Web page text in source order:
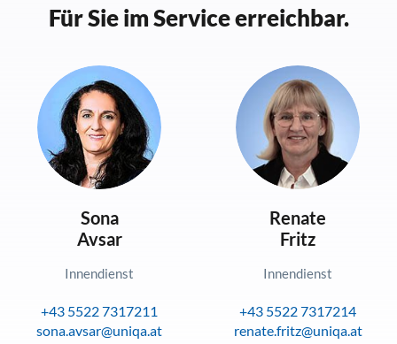
Für Sie im Service erreichbar.
Sona
Avsar
Innendienst
+43 5522 7317211
sona.avsar@uniqa.at
Renate
Fritz
Innendienst
+43 5522 7317214
renate.fritz@uniqa.at